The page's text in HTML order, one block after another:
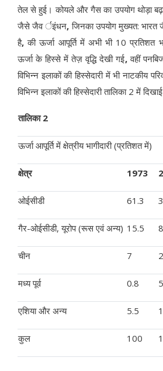
तेल से हुई। कोयले और गैस का उपयोग थोड़ा
जैसे जैव र्इंधन,जिनका उपयोग मुख्यत: भारत
है,की ऊर्जा आपूर्ति में अभी भी 10 प्रतिशत
ऊर्जा के हिस्से में तेज़ वृद्धि देखी गई,वहीं
विभिन्न इलाकों की हिस्सेदारी में भी नाटकीय
विभिन्न इलाकों की हिस्सेदारी तालिका 2 में
तालिका 2
ऊर्जा आपूर्ति में क्षेत्रीय भागीदारी (प्रतिशत में)
क्षेत्र 1973
ओईसीडी 61.3
गैर-ओईसीडी, यूरोप (रूस एवं अन्य) 15.5
चीन 7
मध्य पूर्व 0.8
एशिया और अन्य 5.5
कुल 100